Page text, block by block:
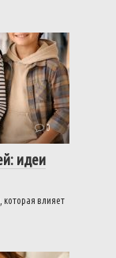
0
идеи
которая влияет